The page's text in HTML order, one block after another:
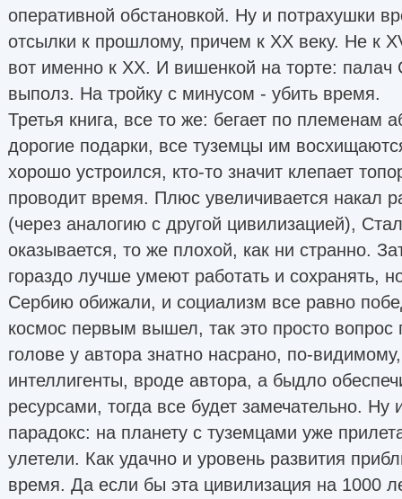
оперативной обстановкой. Ну и потрахушки
отсылки к прошлому, причем к ХХ веку. Не к
вот именно к XX. И вишенкой на торте: палач
выполз. На тройку с минусом - убить время.
Третья книга, все то же: бегает по племенам
дорогие подарки, все туземцы им
хорошо устроился, кто-то значит клепает
проводит время. Плюс увеличивается накал
(через аналогию с другой цивилизацией),
оказывается, то же плохой, как ни странно.
гораздо лучше умеют работать и сохранять,
Сербию обижали, и социализм все равно
космос первым вышел, так это просто вопрос
голове у автора знатно насрано, по-
интеллигенты, вроде автора, а быдло
ресурсами, тогда все будет замечательно. Ну
парадокс: на планету с туземцами уже
улетели. Как удачно и уровень развития
время. Да если бы эта цивилизация на 1000